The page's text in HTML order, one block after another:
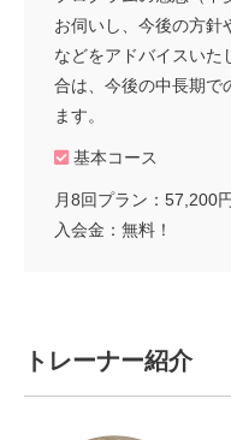
お伺いし、今後の方針
などをアドバイスいた
合は、今後の中長期で
ます。
基本コース
月8回プラン：57,200
入会金：無料！
トレーナー紹介